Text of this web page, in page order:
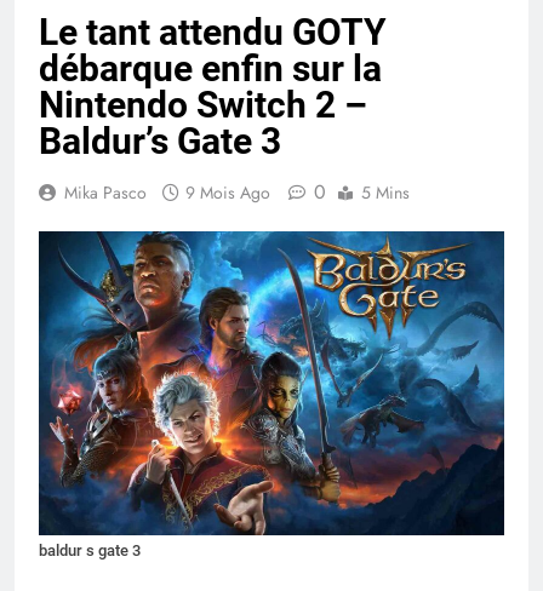
Le tant attendu GOTY
débarque enfin sur la
Nintendo Switch 2 –
Baldur’s Gate 3
Mika Pasco 9 Mois Ago 0 5 Mins
baldur s gate 3